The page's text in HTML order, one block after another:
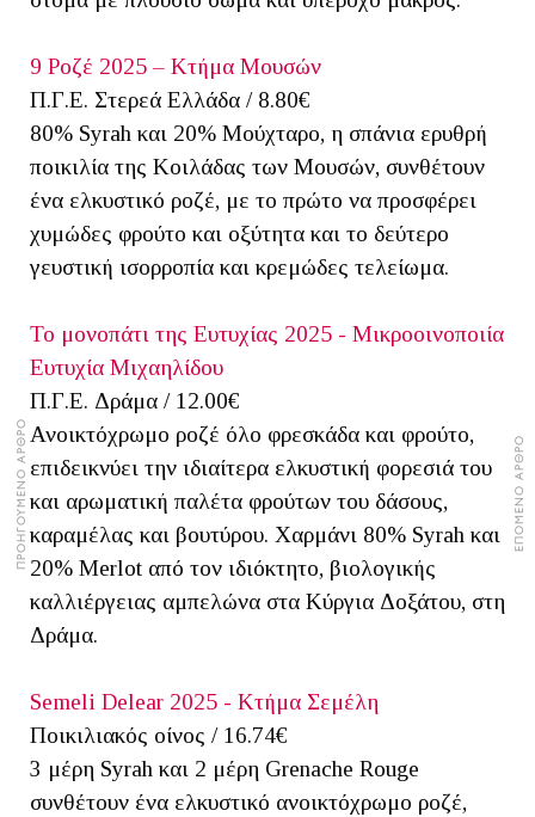
ΠΡΟΗΓΟΥΜΕΝΟ ΑΡΘΡΟ ΕΠΟΜΕΝΟ ΑΡΘΡΟ
9 Ροζέ 2025 – Κτήμα Μουσών
Π.Γ.Ε. Στερεά Ελλάδα / 8.80€
80% Syrah και 20% Μούχταρο, η σπάνια ερυθρή
ποικιλία της Κοιλάδας των Μουσών, συνθέτουν
ένα ελκυστικό ροζέ, με το πρώτο να προσφέρει
χυμώδες φρούτο και οξύτητα και το δεύτερο
γευστική ισορροπία και κρεμώδες τελείωμα.
Το μονοπάτι της Ευτυχίας 2025 - Μικροοινοποιία
Ευτυχία Μιχαηλίδου
Π.Γ.Ε. Δράμα / 12.00€
Ανοικτόχρωμο ροζέ όλο φρεσκάδα και φρούτο,
επιδεικνύει την ιδιαίτερα ελκυστική φορεσιά του
και αρωματική παλέτα φρούτων του δάσους,
καραμέλας και βουτύρου. Χαρμάνι 80% Syrah και
20% Merlot από τον ιδιόκτητο, βιολογικής
καλλιέργειας αμπελώνα στα Κύργια Δοξάτου, στη
Δράμα.
Semeli Delear 2025 - Κτήμα Σεμέλη
Ποικιλιακός οίνος / 16.74€
3 μέρη Syrah και 2 μέρη Grenache Rouge
συνθέτουν ένα ελκυστικό ανοικτόχρωμο ροζέ,